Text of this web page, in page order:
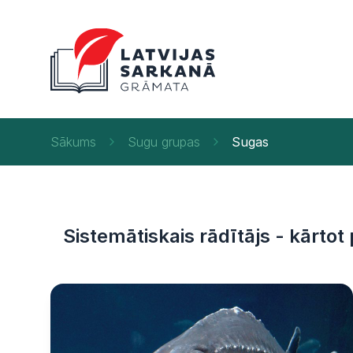
Sākums Sugu grupas Sugas
Sistemātiskais rādītājs - kārtot